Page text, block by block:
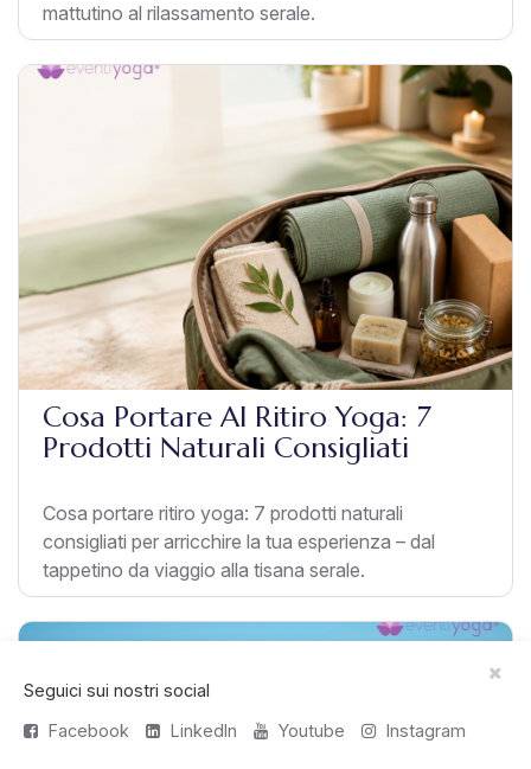
mattutino al rilassamento serale.
Cosa Portare Al Ritiro Yoga: 7
Prodotti Naturali Consigliati
Cosa portare ritiro yoga: 7 prodotti naturali
consigliati per arricchire la tua esperienza – dal
tappetino da viaggio alla tisana serale.
Seguici sui nostri social
Facebook
LinkedIn Youtube Instagram